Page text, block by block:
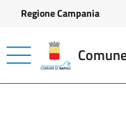
Vai ai contenuti
Vai al footer
Regione Campania